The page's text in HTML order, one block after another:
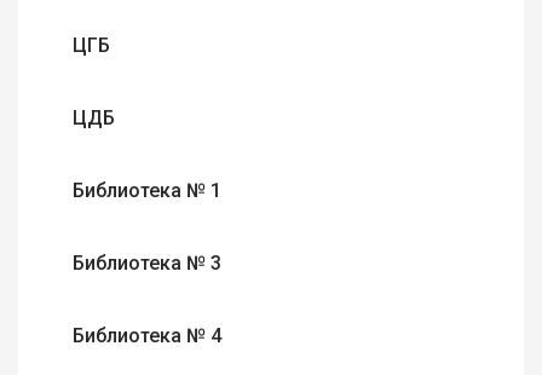
ЦГБ
ЦДБ
Библиотека № 1
Библиотека № 3
Библиотека № 4